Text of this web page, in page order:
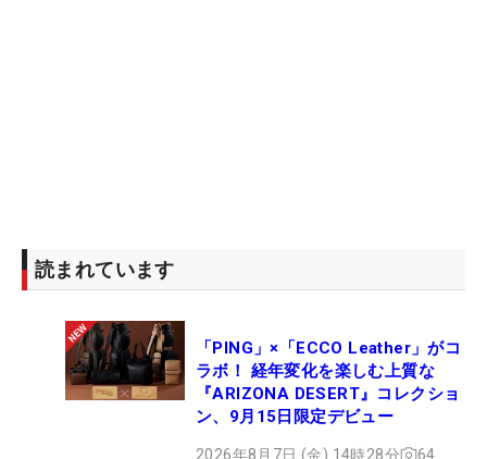
読まれています
「PING」×「ECCO Leather」がコ
ラボ！ 経年変化を楽しむ上質な
『ARIZONA DESERT』コレクショ
ン、9月15日限定デビュー
2026年8月7日 (金) 14時28分 64